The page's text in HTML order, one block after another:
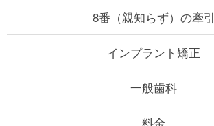
8番（親知らず）の牽引
インプラント矯正
一般歯科
料金